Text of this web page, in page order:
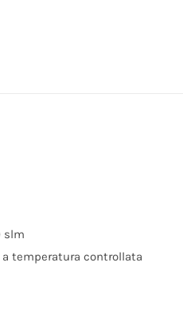
slm
a temperatura controllata